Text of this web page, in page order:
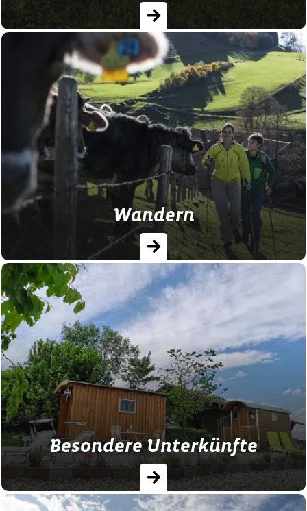
Verbringen Sie Ihre schönste Zeit im Jahr
mit den schönsten Ausblick auf die Berge
in der Zugspitz Region.
Wandern
Erwandern Sie die wunderschöne
bayerische Landschaft. Hier können Sie
Bauernhof- und Wanderurlaub optimal
verbinden.
Besondere Unterkünfte